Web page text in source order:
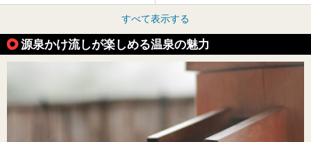
すべて表示する
源泉かけ流しが楽しめる温泉の魅力